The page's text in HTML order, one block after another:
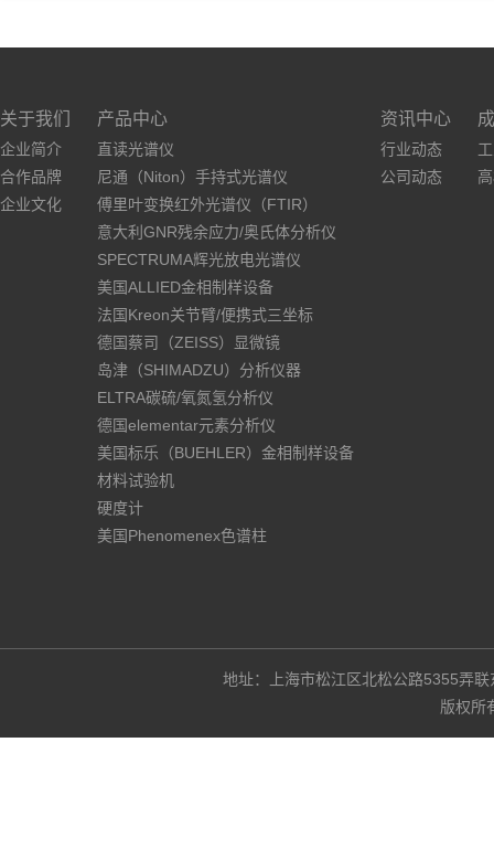
关于我们
企业简介
合作品牌
企业文化
产品中心
直读光谱仪
尼通（Niton）手持式光谱仪
傅里叶变换红外光谱仪（FTIR）
意大利GNR残余应力/奥氏体分析仪
SPECTRUMA辉光放电光谱仪
美国ALLIED金相制样设备
法国Kreon关节臂/便携式三坐标
德国蔡司（ZEISS）显微镜
岛津（SHIMADZU）分析仪器
ELTRA碳硫/氧氮氢分析仪
德国elementar元素分析仪
美国标乐（BUEHLER）金相制样设备
材料试验机
硬度计
美国Phenomenex色谱柱
资讯中心
行业动态
公司动态
地址：上海市松江区北松公路5355
版权所